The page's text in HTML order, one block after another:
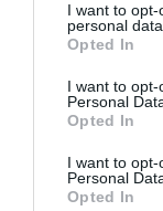
I want to
personal data.
Opted In
I want to
Personal
Opted In
I want to
Personal
Opted In
innovadora
resistencias
actuales, que
Souto. No
una nueva
ayudarán a
pueden tratar